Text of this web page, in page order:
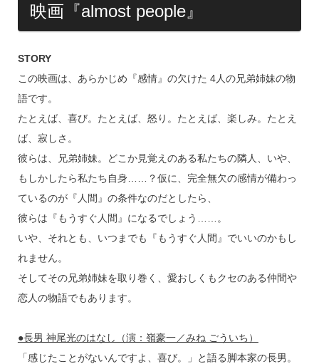
映画『almost people』
STORY
この映画は、あらかじめ『感情』の欠けた 4人の兄弟姉妹の物
語です。
たとえば、喜び。たとえば、怒り。たとえば、楽しみ。たとえ
ば、寂しさ。
彼らは、兄弟姉妹。どこか見覚えのある私たちの隣人、いや、
もしかしたら私たち自身……？仮に、完全無欠の感情が備わっ
ているのが『人間』の条件なのだとしたら、
彼らは『もうすぐ人間』になるでしょう……。
いや、それとも、いつまでも『もうすぐ人間』でいいのかもし
れません。
そしてその兄弟姉妹を取り巻く、愛おしくもクセのある仲間や
恋人の物語でもあります。
●長男 神尾光のはなし（演：嶺豪一／みね ごういち）
「感じたことがないんですよ、喜び。」と語る脚本家の長男。